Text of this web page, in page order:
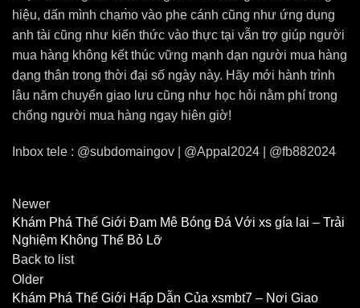
hiệu, dấn mình chạm̀o vào phe cánh cũng như ứng dụng
anh tài cũng như kiến thức vào thực tại vẫn trợ giúp người
mua hàng không kết thúc vững mạnh dạn người mua hàng
dạng thân trong thời đại số ngày này. Hãy mới hành trình
lâu năm chuyển giao lưu cũng như học hỏi nằm phí trong
chống người mua hàng ngay hiên giờ!
Inbox tele : @subdomaingov | @Appal2024 | @fb882024
Newer
Khám Phá Thế Giới Đam Mê Bóng Đá Với xs gía lai – Trải
Nghiệm Không Thể Bỏ Lỡ
Back to list
Older
Khám Phá Thế Giới Hấp Dẫn Của xsmbt7 – Nơi Giao